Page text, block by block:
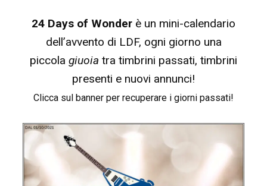
24 Days of Wonder è un mini-calendario
dell’avvento di LDF, ogni giorno una
piccola giuoia tra timbrini passati, timbrini
presenti e nuovi annunci!
Clicca sul banner per recuperare i giorni passati!